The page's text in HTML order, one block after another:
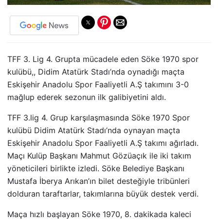
TFF 3. Lig 4. Grupta mücadele eden Söke 1970 spor
kulübü,, Didim Atatürk Stadı’nda oynadığı maçta
Eskişehir Anadolu Spor Faaliyetli A.Ş takımını 3-0
mağlup ederek sezonun ilk galibiyetini aldı.
TFF 3.lig 4. Grup karşılaşmasında Söke 1970 Spor
kulübü Didim Atatürk Stadı’nda oynayan maçta
Eskişehir Anadolu Spor Faaliyetli A.Ş takımı ağırladı.
Maçı Kulüp Başkanı Mahmut Gözüaçık ile iki takım
yöneticileri birlikte izledi. Söke Belediye Başkanı
Mustafa İberya Arıkan’ın bilet desteğiyle tribünleri
dolduran taraftarlar, takımlarına büyük destek verdi.
Maça hızlı başlayan Söke 1970, 8. dakikada kaleci